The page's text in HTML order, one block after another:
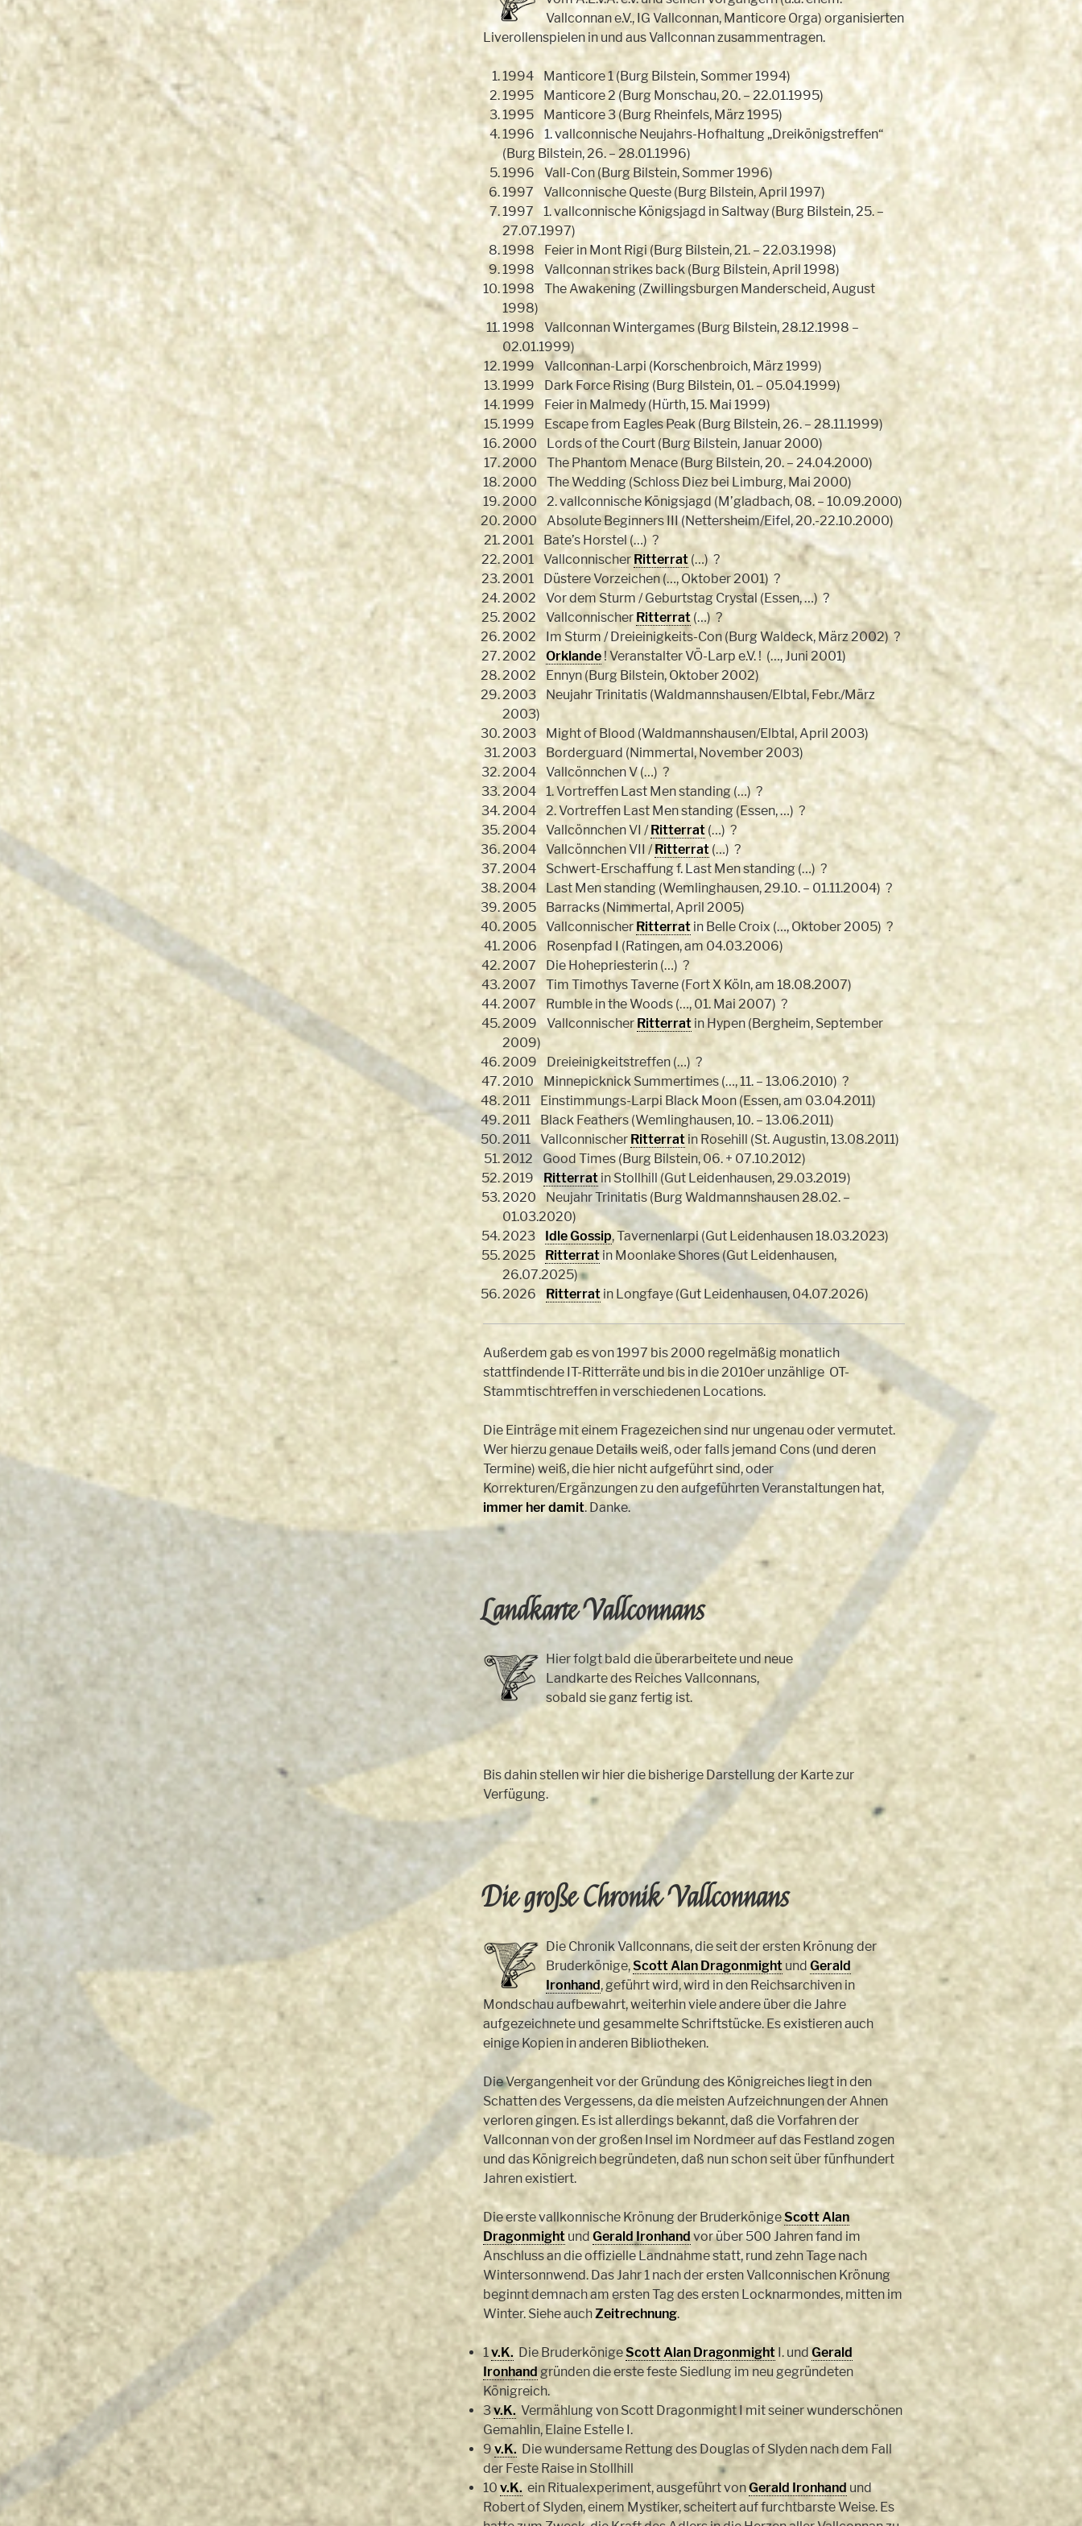
Vallconnan e.V., IG Vallconnan, Manticore Orga) organisierten
Liverollenspielen in und aus Vallconnan zusammentragen.
1994 Manticore 1 (Burg Bilstein, Sommer 1994)
1995 Manticore 2 (Burg Monschau, 20. – 22.01.1995)
1995 Manticore 3 (Burg Rheinfels, März 1995)
1996 1. vallconnische Neujahrs-Hofhaltung „Dreikönigstreffen“
(Burg Bilstein, 26. – 28.01.1996)
1996 Vall-Con (Burg Bilstein, Sommer 1996)
1997 Vallconnische Queste (Burg Bilstein, April 1997)
1997 1. vallconnische Königsjagd in Saltway (Burg Bilstein, 25. –
27.07.1997)
1998 Feier in Mont Rigi (Burg Bilstein, 21. – 22.03.1998)
1998 Vallconnan strikes back (Burg Bilstein, April 1998)
1998 The Awakening (Zwillingsburgen Manderscheid, August
1998)
1998 Vallconnan Wintergames (Burg Bilstein, 28.12.1998 –
02.01.1999)
1999 Vallconnan-Larpi (Korschenbroich, März 1999)
1999 Dark Force Rising (Burg Bilstein, 01. – 05.04.1999)
1999 Feier in Malmedy (Hürth, 15. Mai 1999)
1999 Escape from Eagles Peak (Burg Bilstein, 26. – 28.11.1999)
2000 Lords of the Court (Burg Bilstein, Januar 2000)
2000 The Phantom Menace (Burg Bilstein, 20. – 24.04.2000)
2000 The Wedding (Schloss Diez bei Limburg, Mai 2000)
2000 2. vallconnische Königsjagd (M’gladbach, 08. – 10.09.2000)
2000 Absolute Beginners III (Nettersheim/Eifel, 20.-22.10.2000)
2001 Bate’s Horstel (…) ?
2001 VallconnischerRitterrat(…) ?
2001 Düstere Vorzeichen (…, Oktober 2001) ?
2002 Vor dem Sturm / Geburtstag Crystal (Essen, …) ?
2002 Vallconnischer Ritterrat(…) ?
2002 Im Sturm / Dreieinigkeits-Con (Burg Waldeck, März 2002) ?
2002 Orklande! Veranstalter VÖ-Larp e.V. ! (…, Juni 2001)
2002 Ennyn (Burg Bilstein, Oktober 2002)
2003 Neujahr Trinitatis (Waldmannshausen/Elbtal, Febr./März
2003)
2003 Might of Blood (Waldmannshausen/Elbtal, April 2003)
2003 Borderguard (Nimmertal, November 2003)
2004 Vallcönnchen V (…) ?
2004 1. Vortreffen Last Men standing (…) ?
2004 2. Vortreffen Last Men standing (Essen, …) ?
2004 Vallcönnchen VI /Ritterrat(…) ?
2004 Vallcönnchen VII /Ritterrat(…) ?
2004 Schwert-Erschaffung f. Last Men standing (…) ?
2004 Last Men standing (Wemlinghausen, 29.10. – 01.11.2004) ?
2005 Barracks (Nimmertal, April 2005)
2005 Vallconnischer Ritterratin Belle Croix (…, Oktober 2005) ?
2006 Rosenpfad I (Ratingen, am 04.03.2006)
2007 Die Hohepriesterin (…) ?
2007 Tim Timothys Taverne (Fort X Köln, am 18.08.2007)
2007 Rumble in the Woods (…, 01. Mai 2007) ?
2009 VallconnischerRitterratin Hypen (Bergheim, September
2009)
2009 Dreieinigkeitstreffen (…) ?
2010 Minnepicknick Summertimes (…, 11. – 13.06.2010) ?
2011 Einstimmungs-Larpi Black Moon (Essen, am 03.04.2011)
2011 Black Feathers (Wemlinghausen, 10. – 13.06.2011)
2011 Vallconnischer Ritterratin Rosehill (St. Augustin, 13.08.2011)
2012 Good Times (Burg Bilstein, 06. + 07.10.2012)
2019 Ritterratin Stollhill (Gut Leidenhausen, 29.03.2019)
2020 Neujahr Trinitatis (Burg Waldmannshausen 28.02. –
01.03.2020)
2023 Idle Gossip, Tavernenlarpi (Gut Leidenhausen 18.03.2023)
2025 Ritterratin Moonlake Shores (Gut Leidenhausen,
26.07.2025)
2026 Ritterratin Longfaye (Gut Leidenhausen, 04.07.2026)
Außerdem gab es von 1997 bis 2000 regelmäßig monatlich
stattfindende IT-Ritterräte und bis in die 2010er unzählige OT-
Stammtischtreffen in verschiedenen Locations.
Die Einträge mit einem Fragezeichen sind nur ungenau oder vermutet.
Wer hierzu genaue Details weiß, oder falls jemand Cons (und deren
Termine) weiß, die hier nicht aufgeführt sind, oder
Korrekturen/Ergänzungen zu den aufgeführten Veranstaltungen hat,
immer her damit. Danke.
Landkarte Vallconnans
Hier folgt bald die überarbeitete und neue
Landkarte des Reiches Vallconnans,
sobald sie ganz fertig ist.
Bis dahin stellen wir hier die bisherige Darstellung der Karte zur
Verfügung.
Die große Chronik Vallconnans
Die Chronik Vallconnans, die seit der ersten Krönung der
Bruderkönige,Scott Alan Dragonmightund Gerald
Ironhand, geführt wird, wird in den Reichsarchiven in
Mondschau aufbewahrt, weiterhin viele andere über die Jahre
aufgezeichnete und gesammelte Schriftstücke. Es existieren auch
einige Kopien in anderen Bibliotheken.
Die Vergangenheit vor der Gründung des Königreiches liegt in den
Schatten des Vergessens, da die meisten Aufzeichnungen der Ahnen
verloren gingen. Es ist allerdings bekannt, daß die Vorfahren der
Vallconnan von der großen Insel im Nordmeer auf das Festland zogen
und das Königreich begründeten, daß nun schon seit über fünfhundert
Jahren existiert.
Die erste vallkonnische Krönung der BruderkönigeScott Alan
Dragonmightund Gerald Ironhand vor über 500 Jahren fand im
Anschluss an die offizielle Landnahme statt, rund zehn Tage nach
Wintersonnwend. Das Jahr 1 nach der ersten Vallconnischen Krönung
beginnt demnach am ersten Tag des ersten Locknarmondes, mitten im
Winter. Siehe auchZeitrechnung.
1v.K. Die BruderkönigeScott Alan DragonmightI. und Gerald
Ironhand gründen die erste feste Siedlung im neu gegründeten
Königreich.
3v.K. Vermählung von Scott Dragonmight I mit seiner wunderschönen
Gemahlin, Elaine Estelle I.
9v.K. Die wundersame Rettung des Douglas of Slyden nach dem Fall
der Feste Raise in Stollhill
10 v.K.ein Ritualexperiment, ausgeführt vonGerald Ironhand und
Robert of Slyden, einem Mystiker, scheitert auf furchtbarste Weise. Es